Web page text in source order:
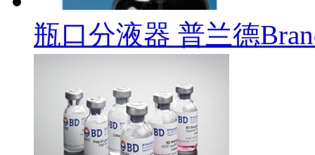
瓶口分液器 普兰德